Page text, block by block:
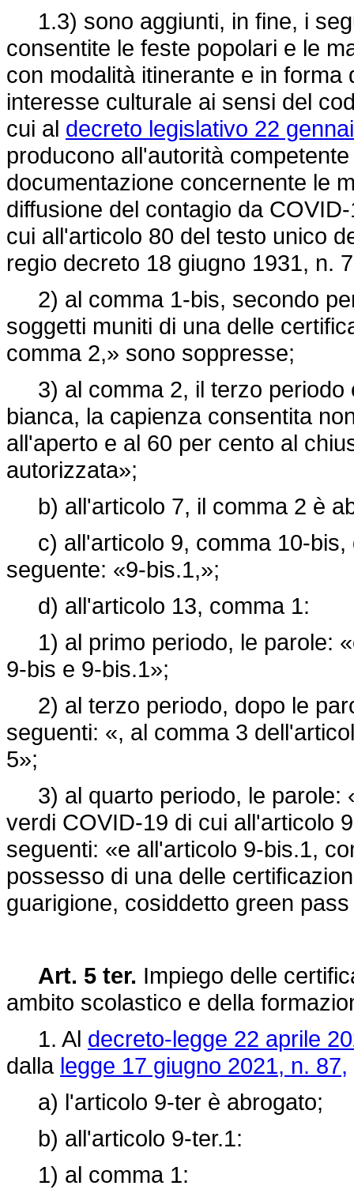
1.3) sono aggiunti, in fine, i
consentite le feste popolari e le
con modalità itinerante e in
interesse culturale ai sensi del
cui al decreto legislativo 22
producono all'autorità
documentazione concernente le
diffusione del contagio da
cui all'articolo 80 del testo unico
regio decreto 18 giugno 1931, n.
2) al comma 1-bis, secondo
soggetti muniti di una delle
comma 2,» sono soppresse;
3) al comma 2, il terzo periodo
bianca, la capienza consentita
all'aperto e al 60 per cento al
autorizzata»;
b) all'articolo 7, il comma 2 è
c) all'articolo 9, comma 10-bis,
seguente: «9-bis.1,»;
d) all'articolo 13, comma 1:
1) al primo periodo, le parole:
9-bis e 9-bis.1»;
2) al terzo periodo, dopo le
seguenti: «, al comma 3
5»;
3) al quarto periodo, le parole:
verdi COVID-19 di cui all'articolo
seguenti: «e all'articolo 9-bis.1,
possesso di una delle
guarigione, cosiddetto green
Art. 5 ter. Impiego delle
ambito scolastico e della
1. Al decreto-legge 22 aprile
dalla legge 17 giugno 2021, n. 87,
a) l'articolo 9-ter è abrogato;
b) all'articolo 9-ter.1:
1) al comma 1: